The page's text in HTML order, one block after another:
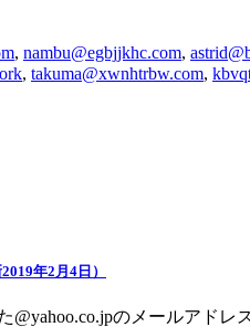
, nambu@egbjjkhc.com,
, takuma@xwnhtrbw.com,
年2月4日）
のメールアドレ